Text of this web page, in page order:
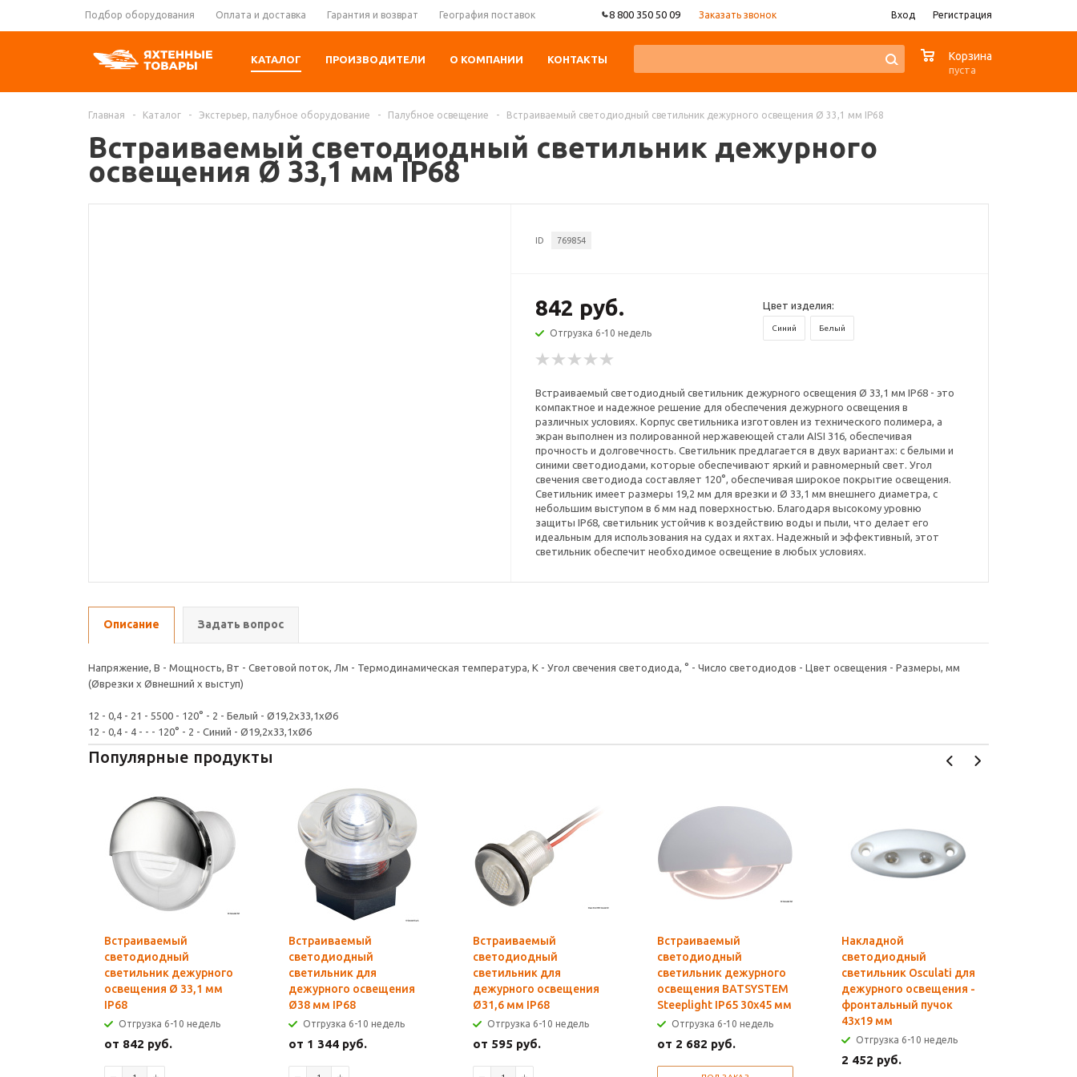
Подбор оборудования Оплата и доставка Гарантия и возврат География поставок 8 800 350 50 09 Заказать звонок Вход Регистрация
КАТАЛОГ ПРОИЗВОДИТЕЛИ О КОМПАНИИ КОНТАКТЫ Корзина
пуста
Главная - Каталог - Экстерьер, палубное оборудование - Палубное освещение - Встраиваемый светодиодный светильник дежурного освещения Ø 33,1 мм IP68
Встраиваемый светодиодный светильник дежурного
освещения Ø 33,1 мм IP68
ID 769854
842 руб.
Отгрузка 6-10 недель
Цвет изделия:
Синий Белый
Встраиваемый светодиодный светильник дежурного освещения Ø 33,1 мм IP68 - это
компактное и надежное решение для обеспечения дежурного освещения в
различных условиях. Корпус светильника изготовлен из технического полимера, а
экран выполнен из полированной нержавеющей стали AISI 316, обеспечивая
прочность и долговечность. Светильник предлагается в двух вариантах: с белыми и
синими светодиодами, которые обеспечивают яркий и равномерный свет. Угол
свечения светодиода составляет 120°, обеспечивая широкое покрытие освещения.
Светильник имеет размеры 19,2 мм для врезки и Ø 33,1 мм внешнего диаметра, с
небольшим выступом в 6 мм над поверхностью. Благодаря высокому уровню
защиты IP68, светильник устойчив к воздействию воды и пыли, что делает его
идеальным для использования на судах и яхтах. Надежный и эффективный, этот
светильник обеспечит необходимое освещение в любых условиях.
Описание Задать вопрос
Напряжение, В - Мощность, Вт - Световой поток, Лм - Термодинамическая температура, K - Угол свечения светодиода, ° - Число светодиодов - Цвет освещения - Размеры, мм
(Øврезки x Øвнешний x выступ)
12 - 0,4 - 21 - 5500 - 120° - 2 - Белый - Ø19,2x33,1xØ6
12 - 0,4 - 4 - - - 120° - 2 - Синий - Ø19,2x33,1xØ6
Популярные продукты
Встраиваемый
светодиодный
светильник дежурного
освещения Ø 33,1 мм
IP68
Отгрузка 6-10 недель
от 842 руб.
Встраиваемый
светодиодный
светильник для
дежурного освещения
Ø38 мм IP68
Отгрузка 6-10 недель
от 1 344 руб.
Встраиваемый
светодиодный
светильник для
дежурного освещения
Ø31,6 мм IP68
Отгрузка 6-10 недель
от 595 руб.
Встраиваемый
светодиодный
светильник дежурного
освещения BATSYSTEM
Steeplight IP65 30x45 мм
Отгрузка 6-10 недель
от 2 682 руб.
Накладной
светодиодный
светильник Osculati для
дежурного освещения -
фронтальный пучок
43x19 мм
Отгрузка 6-10 недель
2 452 руб.